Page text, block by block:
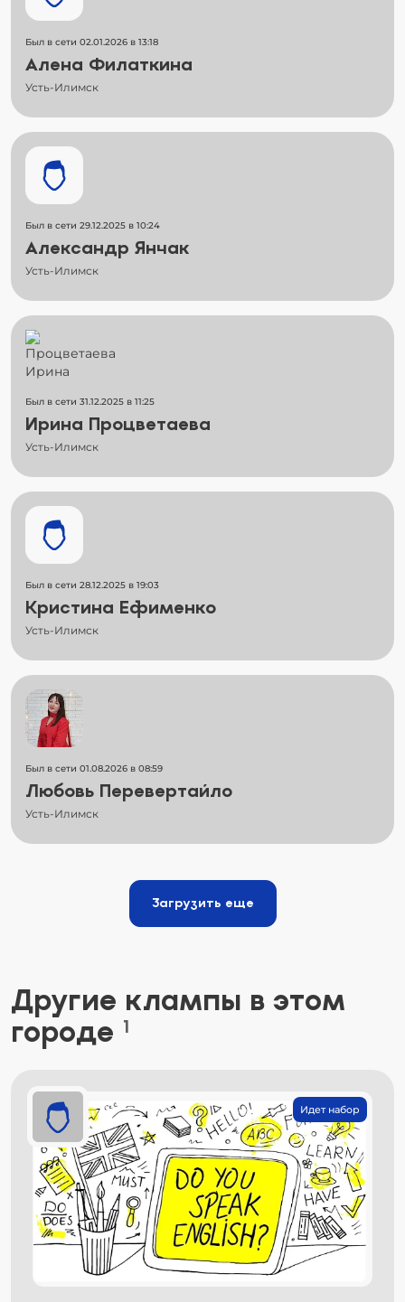
Был в сети 02.01.2026 в 13:18
Алена Филаткина
Усть-Илимск
Был в сети 29.12.2025 в 10:24
Александр Янчак
Усть-Илимск
Был в сети 31.12.2025 в 11:25
Ирина Процветаева
Усть-Илимск
Был в сети 28.12.2025 в 19:03
Кристина Ефименко
Усть-Илимск
Был в сети 01.08.2026 в 08:59
Любовь Перевертайло
Усть-Илимск
Загрузить еще
Другие клампы в этом
городе 1
Идет набор